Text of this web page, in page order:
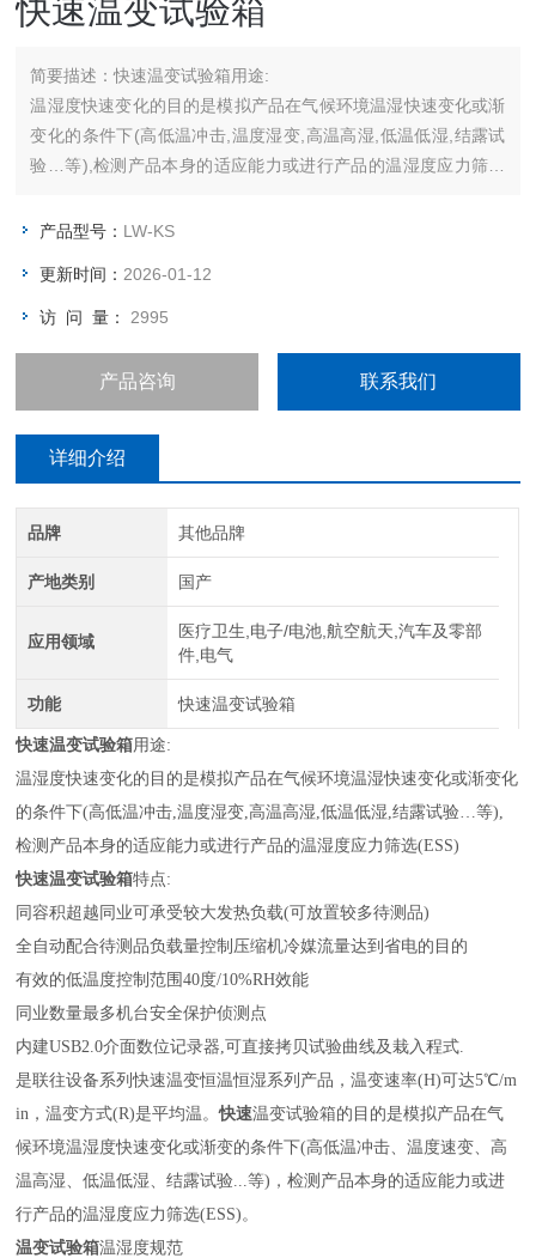
快速温变试验箱
简要描述：快速温变试验箱用途:
温湿度快速变化的目的是模拟产品在气候环境温湿快速变化或渐
变化的条件下(高低温冲击,温度湿变,高温高湿,低温低湿,结露试
验…等),检测产品本身的适应能力或进行产品的温湿度应力筛选
产品型号： LW-KS
更新时间： 2026-01-12
访 问 量： 2995
产品咨询 联系我们
详细介绍
品牌 其他品牌
产地类别 国产
应用领域
医疗卫生,电子/电池,航空航天,汽车及零部
件,电气
功能 快速温变试验箱
快速温变试验箱用途:
温湿度快速变化的目的是模拟产品在气候环境温湿快速变化或渐变化
的条件下(高低温冲击,温度湿变,高温高湿,低温低湿,结露试验…等),
检测产品本身的适应能力或进行产品的温湿度应力筛选(ESS)
快速温变试验箱特点:
同容积超越同业可承受较大发热负载(可放置较多待测品)
全自动配合待测品负载量控制压缩机冷媒流量达到省电的目的
有效的低温度控制范围40度/10%RH效能
同业数量最多机台安全保护侦测点
内建USB2.0介面数位记录器,可直接拷贝试验曲线及栽入程式.
是联往设备 系列快速温变恒温恒湿系列产品，温变速率(H)可达5℃/m
in，温变方式(R)是平均温。快速温变试验箱的目的是模拟产品在气
候环境温湿度快速变化或渐变的条件下(高低温冲击、温度速变、高
温高湿、低温低湿、结露试验...等)，检测产品本身的适应能力或进
行产品的温湿度应力筛选(ESS)。
温变试验箱温湿度规范